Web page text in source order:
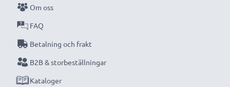
kompakta LCD-batteriladdare från CELLONIC.
Beställ nu med snabb leverans och 3 års garanti!
Om oss
FAQ
Betalning och frakt
B2B & storbeställningar
Kataloger